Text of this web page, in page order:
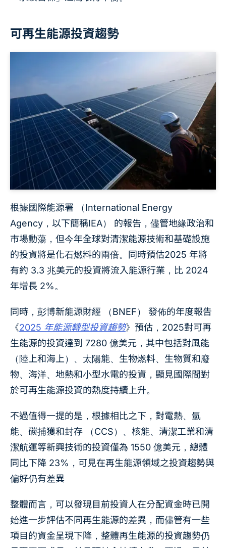
可再生能源投資趨勢
根據國際能源署 （International Energy
Agency，以下簡稱IEA） 的報告，儘管地緣政治和
市場動蕩，但今年全球對清潔能源技術和基礎設施
的投資將是化石燃料的兩倍。同時預估2025 年將
有約 3.3 兆美元的投資將流入能源行業，比 2024
年增長 2%。
同時，彭博新能源財經 （BNEF） 發佈的年度報告
《2025 年能源轉型投資趨勢》預估，2025對可再
生能源的投資達到 7280 億美元，其中包括對風能
（陸上和海上）、太陽能、生物燃料、生物質和廢
物、海洋、地熱和小型水電的投資，顯見國際間對
於可再生能源投資的熱度持續上升。
不過值得一提的是，根據相比之下，對電熱、氫
能、碳捕獲和封存 （CCS）、核能、清潔工業和清
潔航運等新興技術的投資僅為 1550 億美元，總體
同比下降 23%，可見在再生能源領域之投資趨勢與
偏好仍有差異
整體而言，可以發現目前投資人在分配資金時已開
始進一步評估不同再生能源的差異，而儘管有一些
項目的資金呈現下降，整體再生能源的投資趨勢仍